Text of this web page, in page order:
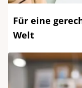
Für eine
Welt